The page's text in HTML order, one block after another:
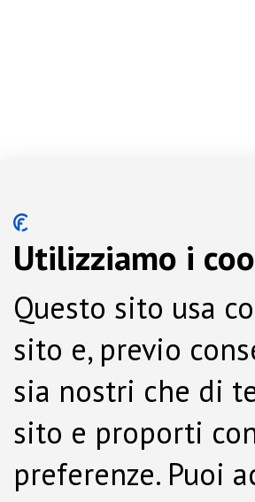
Utilizziamo i
Questo sito usa
sito e, previo
sia nostri che di
sito e proporti
preferenze. Puoi